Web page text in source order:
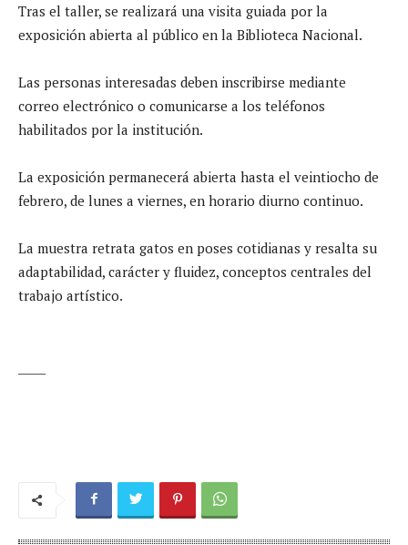
Tras el taller, se realizará una visita guiada por la
exposición abierta al público en la Biblioteca Nacional.
Las personas interesadas deben inscribirse mediante
correo electrónico o comunicarse a los teléfonos
habilitados por la institución.
La exposición permanecerá abierta hasta el veintiocho de
febrero, de lunes a viernes, en horario diurno continuo.
La muestra retrata gatos en poses cotidianas y resalta su
adaptabilidad, carácter y fluidez, conceptos centrales del
trabajo artístico.